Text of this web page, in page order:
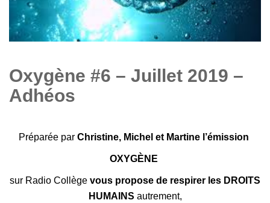
Oxygène #6 – Juillet 2019 –
Adhéos
Préparée par Christine, Michel et Martine l’émission
OXYGÈNE
sur Radio Collège vous propose de respirer les DROITS
HUMAINS autrement,